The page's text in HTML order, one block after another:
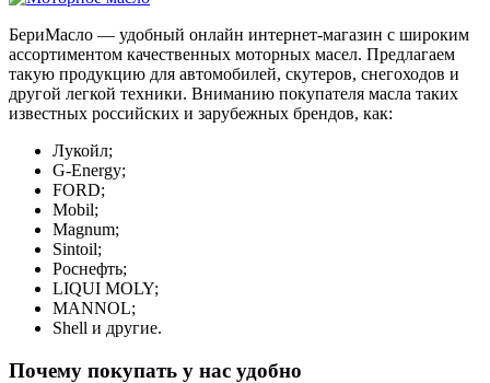
БериМасло — удобный онлайн интернет-магазин с широким
ассортиментом качественных моторных масел. Предлагаем
такую продукцию для автомобилей, скутеров, снегоходов и
другой легкой техники. Вниманию покупателя масла таких
известных российских и зарубежных брендов, как:
Лукойл;
G-Energy;
FORD;
Mobil;
Magnum;
Sintoil;
Роснефть;
LIQUI MOLY;
MANNOL;
Shell и другие.
Почему покупать у нас удобно